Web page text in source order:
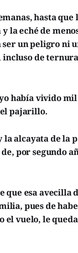
hasta que
eché de
un peligro ni
de
había vivido mil
pajarillo.
la alcayata de la
por segundo
que esa avecilla
pues de
el vuelo, le